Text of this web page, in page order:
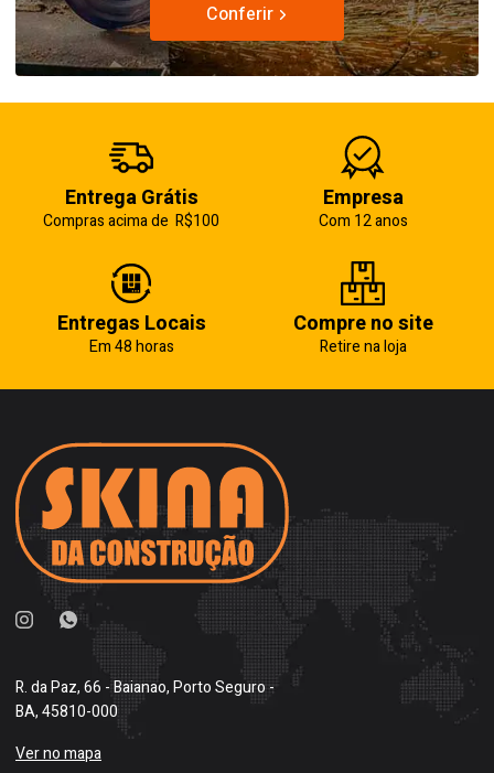
Conferir
Entrega Grátis
Compras acima de R$100
Empresa
Com 12 anos
Entregas Locais
Em 48 horas
Compre no site
Retire na loja
R. da Paz, 66 - Baianao, Porto Seguro -
BA, 45810-000
Ver no mapa